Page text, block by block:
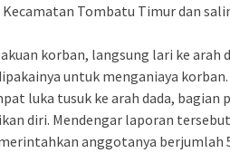
Kecamatan Tombatu Timur dan
korban, langsung lari ke arah
untuk menganiaya korban.
luka tusuk ke arah dada, bagian
diri. Mendengar laporan
anggotanya berjumlah